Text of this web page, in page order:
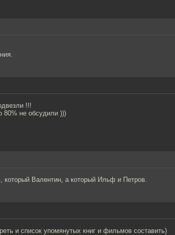
!!!
80% не обсудили )))
который Валентин, а который Ильф и Петров.
и список упомянутых книг и фильмов составить)